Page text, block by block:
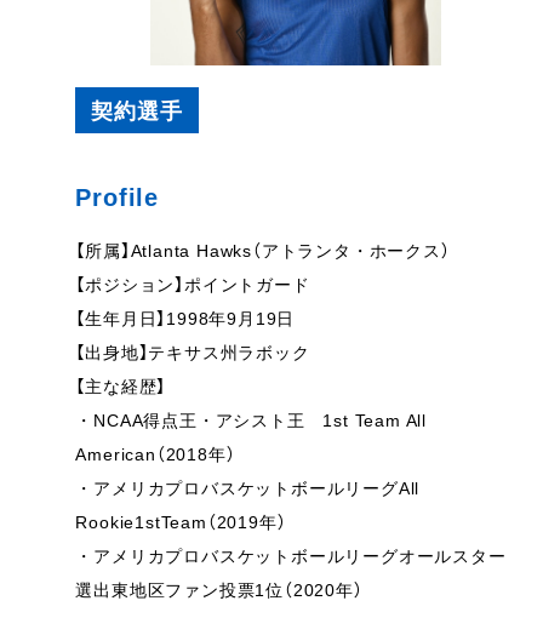
契約選手
Profile
【所属】Atlanta Hawks（アトランタ・ホークス）
【ポジション】ポイントガード
【生年月日】1998年9月19日
【出身地】テキサス州ラボック
【主な経歴】
・NCAA得点王・アシスト王 1st Team All
American（2018年）
・アメリカプロバスケットボールリーグAll
Rookie1stTeam（2019年）
・アメリカプロバスケットボールリーグオールスター
選出東地区ファン投票1位（2020年）